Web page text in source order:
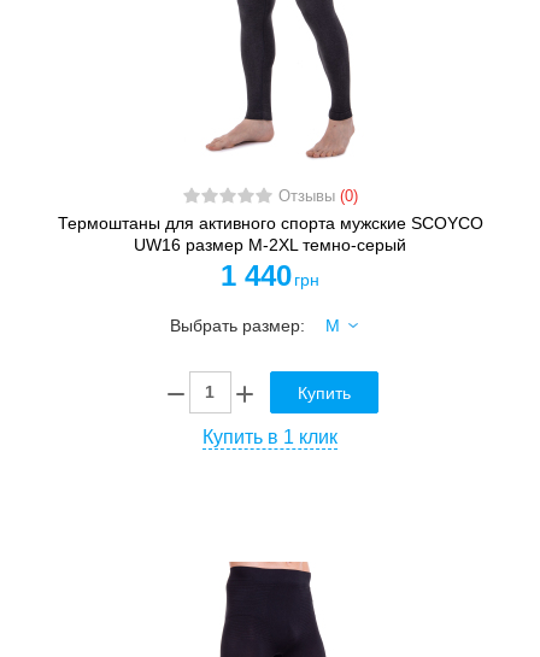
Отзывы (0)
Термоштаны для активного спорта мужские SCOYCO
UW16 размер M-2XL темно-серый
1 440 грн
Выбрать размер:
Купить
Купить в 1 клик